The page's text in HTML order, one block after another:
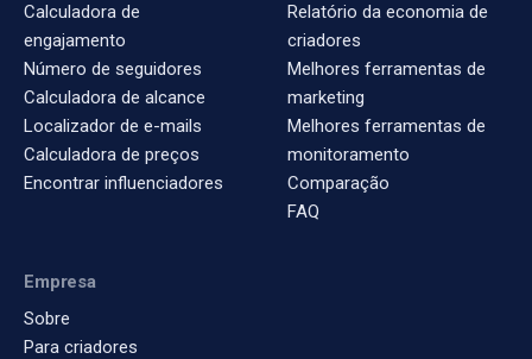
Calculadora de
engajamento
Número de seguidores
Calculadora de alcance
Localizador de e-mails
Calculadora de preços
Encontrar influenciadores
Relatório da economia de
criadores
Melhores ferramentas de
marketing
Melhores ferramentas de
monitoramento
Comparação
FAQ
Empresa
Sobre
Para criadores